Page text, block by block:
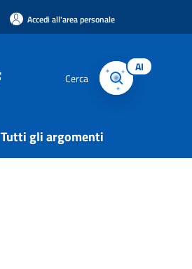
Accedi all'area personale
Cerca
AI
Tutti gli argomenti